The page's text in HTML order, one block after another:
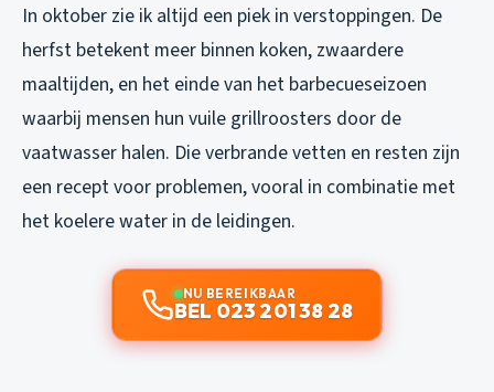
In oktober zie ik altijd een piek in verstoppingen. De
herfst betekent meer binnen koken, zwaardere
maaltijden, en het einde van het barbecueseizoen
waarbij mensen hun vuile grillroosters door de
vaatwasser halen. Die verbrande vetten en resten zijn
een recept voor problemen, vooral in combinatie met
het koelere water in de leidingen.
NU BEREIKBAAR
BEL 023 201 38 28